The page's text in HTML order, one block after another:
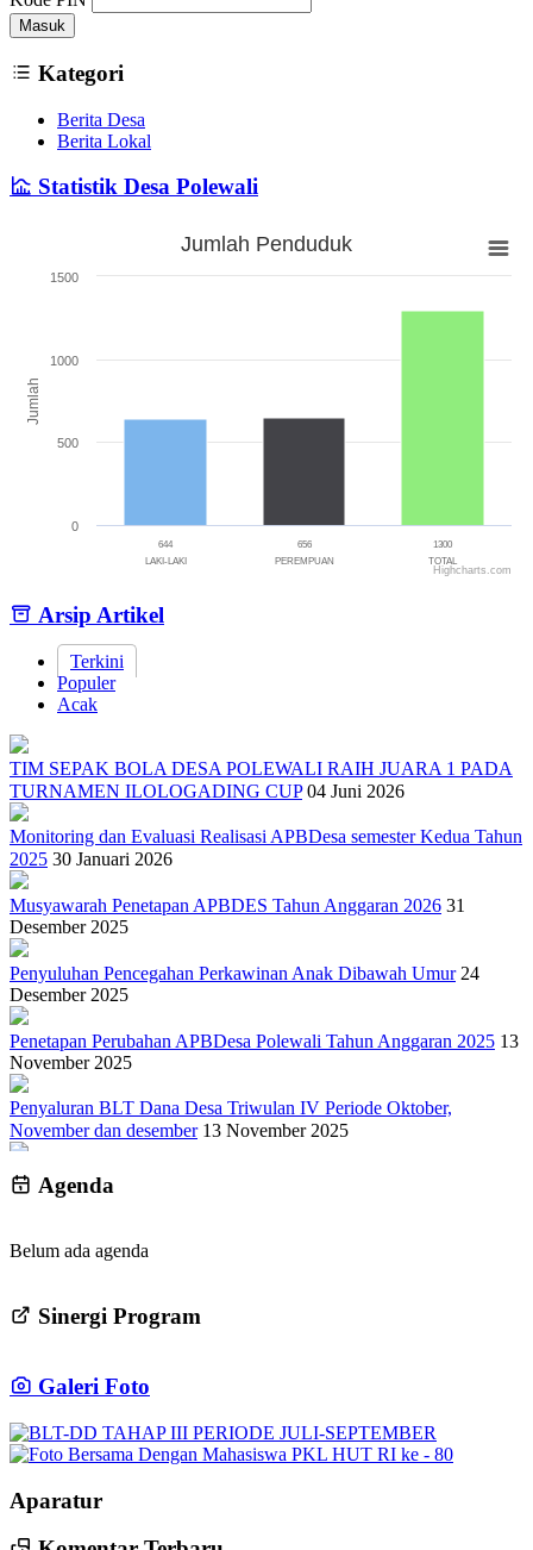
Masuk
Kategori
Berita Desa
Berita Lokal
Statistik Desa Polewali
Jumlah
Jumlah Penduduk
644
LAKI-LAKI
656
PEREMPUAN
1300
TOTAL
0
500
1000
1500
Highcharts.com
Arsip Artikel
Terkini
Populer
Acak
TIM SEPAK BOLA DESA POLEWALI RAIH JUARA 1 PADA
TURNAMEN ILOLOGADING CUP 04 Juni 2026
Monitoring dan Evaluasi Realisasi APBDesa semester Kedua Tahun
2025 30 Januari 2026
Musyawarah Penetapan APBDES Tahun Anggaran 2026 31
Desember 2025
Penyuluhan Pencegahan Perkawinan Anak Dibawah Umur 24
Desember 2025
Penetapan Perubahan APBDesa Polewali Tahun Anggaran 2025 13
November 2025
Penyaluran BLT Dana Desa Triwulan IV Periode Oktober,
November dan desember 13 November 2025
Musrenbang Desa RKPD 2027 dan Penetapan RKPDes 2026
Oktober 2025
Babinsa Koramil 14 Libureng Bersama Warga Gotong Royong
Bersihkan Jalan dan Saluran Air di Desa Polewali
Musrenbang Desa RKPD 2027 dan Penetapan RKPDes 2026
Oktober 2025
PEMERINTAH DESA POLEWALI KEC.LIBURENG GELAR
FOTO BERSAMA PKL DAN PERANGKAT DESA DALAM
RANGKA HUT RI KE-80 01 September 2025
Penyaluran Bantuan Langsung Tunai ( BLT - DD ) Tahap III
Periode Juli-September
Penyaluran BLT Dana Desa Triwulan IV Periode Oktober,
Agenda
Belum ada agenda
Sinergi Program
Galeri Foto
Aparatur